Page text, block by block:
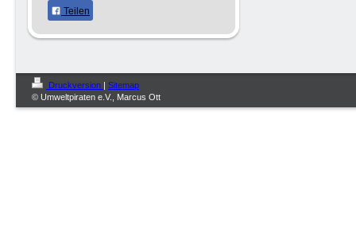
Teilen
Druckversion | Sitemap
© Umweltpiraten e.V., Marcus Ott